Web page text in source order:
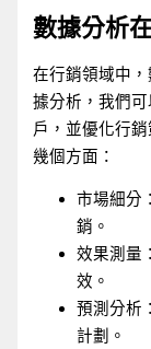
數據分析
在行銷領域中
據分析，我們
戶，並優化行
幾個方面：
市場細分
銷。
效果測量
效。
預測分析
計劃。